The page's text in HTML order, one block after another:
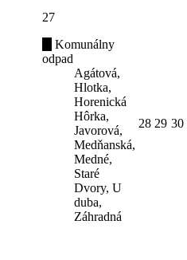
27
Komunálny
odpad
Agátová,
Hlotka,
Horenická
Hôrka,
Javorová,
Medňanská,
Medné,
Staré
Dvory, U
duba,
Záhradná
28 29 30